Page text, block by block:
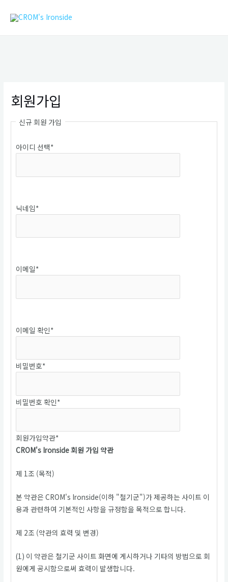
회원가입
신규 회원 가입
아이디 선택*
닉네임*
이메일*
이메일 확인*
비밀번호*
비밀번호 확인*
회원가입약관*
CROM's Ironside 회원 가입 약관
제 1조 (목적)
본 약관은 CROM's Ironside(이하 "철기군")가 제공하는 사이트 이
용과 관련하여 기본적인 사항을 규정함을 목적으로 합니다.
제 2조 (약관의 효력 및 변경)
(1) 이 약관은 철기군 사이트 화면에 게시하거나 기타의 방법으로 회
원에게 공시함으로써 효력이 발생합니다.